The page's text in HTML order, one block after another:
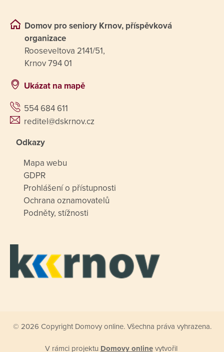
Domov pro seniory Krnov, příspěvková
organizace
Rooseveltova 2141/51,
Krnov 794 01
Ukázat na mapě
554 684 611
reditel@dskrnov.cz
Odkazy
Mapa webu
GDPR
Prohlášení o přístupnosti
Ochrana oznamovatelů
Podněty, stížnosti
© 2026 Copyright Domovy online. Všechna práva vyhrazena.
V rámci projektu Domovy onlinevytvořil